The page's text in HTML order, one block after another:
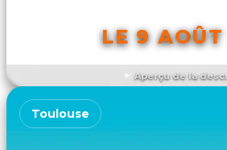
Aperçu de la
LE 9
DÉCOUVRIR
Toulouse